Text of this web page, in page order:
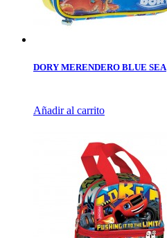
DORY MERENDERO BLUE SEA
Añadir al carrito